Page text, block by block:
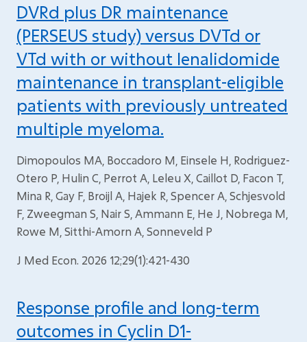
DVRd plus DR maintenance
(PERSEUS study) versus DVTd or
VTd with or without lenalidomide
maintenance in transplant-eligible
patients with previously untreated
multiple myeloma.
Dimopoulos MA, Boccadoro M, Einsele H, Rodriguez-
Otero P, Hulin C, Perrot A, Leleu X, Caillot D, Facon T,
Mina R, Gay F, Broijl A, Hajek R, Spencer A, Schjesvold
F, Zweegman S, Nair S, Ammann E, He J, Nobrega M,
Rowe M, Sitthi-Amorn A, Sonneveld P
J Med Econ. 2026 12;29(1):421-430
Response profile and long-term
outcomes in Cyclin D1-